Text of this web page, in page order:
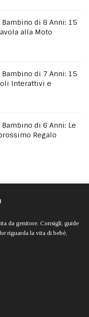
di 8 Anni: 15
alla Moto
di 7 Anni: 15
Interattivi e
di 6 Anni: Le
Regalo
da genitore. Consigli, guide
riguarda la vita di bebè,